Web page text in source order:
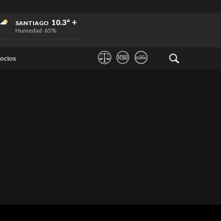
SANTIAGO 10.3°
Humedad 65%
+
+
+